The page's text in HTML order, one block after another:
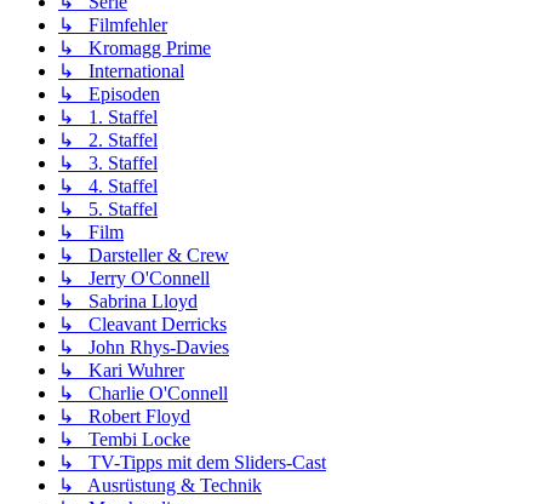
↳ Filmfehler
↳ Kromagg Prime
↳ International
↳ Episoden
↳ 1. Staffel
↳ 2. Staffel
↳ 3. Staffel
↳ 4. Staffel
↳ 5. Staffel
↳ Film
↳ Darsteller & Crew
↳ Jerry O'Connell
↳ Sabrina Lloyd
↳ Cleavant Derricks
↳ John Rhys-Davies
↳ Kari Wuhrer
↳ Charlie O'Connell
↳ Robert Floyd
↳ Tembi Locke
↳ TV-Tipps mit dem Sliders-Cast
↳ Ausrüstung & Technik